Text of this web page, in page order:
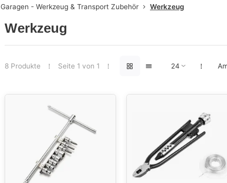
Garagen - Werkzeug & Transport Zubehör Werkzeug
Werkzeug
8 Produkte Seite 1 von 1